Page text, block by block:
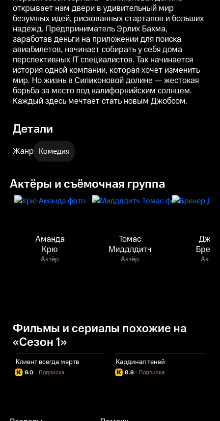
открывает нам двери в удивительный мир
безумных идей, рискованных стартапов и больших
надежд. Предприниматель Эрлих Бахма,
заработав деньги на приложении для поиска
авиабилетов, начинает собирать у себя дома
перспективных IT специалистов. Так начинается
история одной компании, которая хочет изменить
мир. Но жизнь в Силиконовой долине — жестокая
борьба за место под калифорнийским солнцем.
Каждый здесь мечтает стать новым Джобсом.
Детали
Жанр Комедия
Актёры и съёмочная группа
Аманда
Крю
Актёр
Томас
Миддлдитч
Актёр Актёр
Фильмы и сериалы похожие на
«Сезон 1»
Клиент всегда мертв
9.0 Подписка
·
Кардинал теней
8.9 Подписка
·